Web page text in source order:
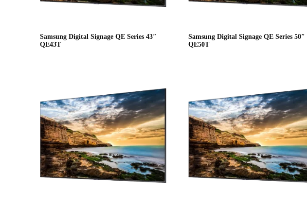
Samsung Digital Signage QE Series 43″
QE43T
Samsung Digital Signage QE Series 50″
QE50T